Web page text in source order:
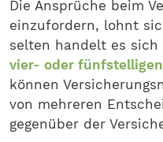
Die Ansprüche beim
einzufordern, lohnt
selten handelt es sich
vier- oder
können
von mehreren
gegenüber der